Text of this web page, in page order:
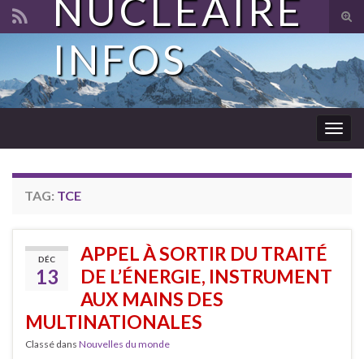
Search for:
NUCLÉAIRE
INFOS
TAG: TCE
DÉC
13
APPEL À SORTIR DU TRAITÉ
DE L’ÉNERGIE, INSTRUMENT
AUX MAINS DES
MULTINATIONALES
Classé dans Nouvelles du monde